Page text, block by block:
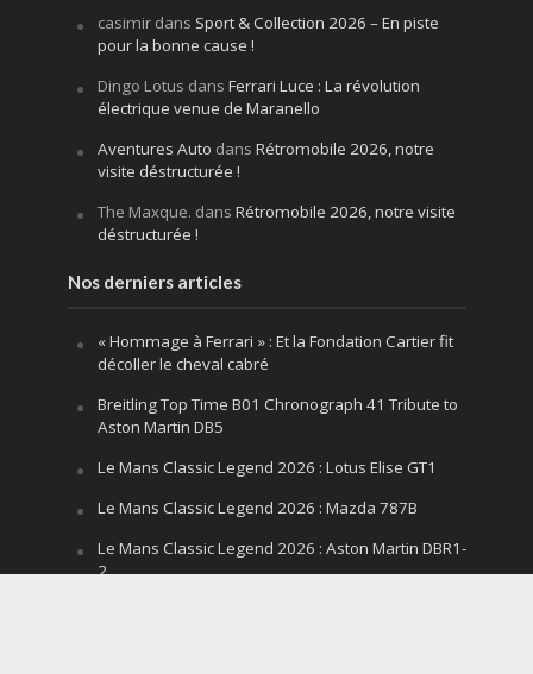
casimirdans Sport & Collection 2026 – En piste
pour la bonne cause !
Dingo Lotus dans Ferrari Luce : La révolution
électrique venue de Maranello
Aventures Auto dans Rétromobile 2026, notre
visite déstructurée !
The Maxque. dans Rétromobile 2026, notre visite
déstructurée !
Nos derniers articles
« Hommage à Ferrari » : Et la Fondation Cartier fit
décoller le cheval cabré
Breitling Top Time B01 Chronograph 41 Tribute to
Aston Martin DB5
Le Mans Classic Legend 2026 : Lotus Elise GT1
Le Mans Classic Legend 2026 : Mazda 787B
Le Mans Classic Legend 2026 : Aston Martin DBR1-
2